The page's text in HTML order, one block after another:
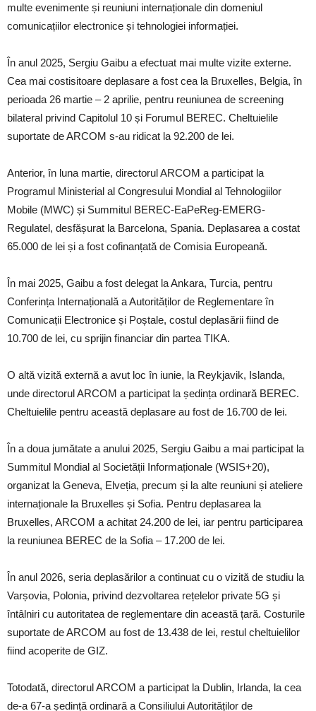
multe evenimente și reuniuni internaționale din domeniul
comunicațiilor electronice și tehnologiei informației.
În anul 2025, Sergiu Gaibu a efectuat mai multe vizite externe.
Cea mai costisitoare deplasare a fost cea la Bruxelles, Belgia, în
perioada 26 martie – 2 aprilie, pentru reuniunea de screening
bilateral privind Capitolul 10 și Forumul BEREC. Cheltuielile
suportate de ARCOM s-au ridicat la 92.200 de lei.
Anterior, în luna martie, directorul ARCOM a participat la
Programul Ministerial al Congresului Mondial al Tehnologiilor
Mobile (MWC) și Summitul BEREC-EaPeReg-EMERG-
Regulatel, desfășurat la Barcelona, Spania. Deplasarea a costat
65.000 de lei și a fost cofinanțată de Comisia Europeană.
În mai 2025, Gaibu a fost delegat la Ankara, Turcia, pentru
Conferința Internațională a Autorităților de Reglementare în
Comunicații Electronice și Poștale, costul deplasării fiind de
10.700 de lei, cu sprijin financiar din partea TIKA.
O altă vizită externă a avut loc în iunie, la Reykjavik, Islanda,
unde directorul ARCOM a participat la ședința ordinară BEREC.
Cheltuielile pentru această deplasare au fost de 16.700 de lei.
În a doua jumătate a anului 2025, Sergiu Gaibu a mai participat la
Summitul Mondial al Societății Informaționale (WSIS+20),
organizat la Geneva, Elveția, precum și la alte reuniuni și ateliere
internaționale la Bruxelles și Sofia. Pentru deplasarea la
Bruxelles, ARCOM a achitat 24.200 de lei, iar pentru participarea
la reuniunea BEREC de la Sofia – 17.200 de lei.
În anul 2026, seria deplasărilor a continuat cu o vizită de studiu la
Varșovia, Polonia, privind dezvoltarea rețelelor private 5G și
întâlniri cu autoritatea de reglementare din această țară. Costurile
suportate de ARCOM au fost de 13.438 de lei, restul cheltuielilor
fiind acoperite de GIZ.
Totodată, directorul ARCOM a participat la Dublin, Irlanda, la cea
de-a 67-a ședință ordinară a Consiliului Autorităților de